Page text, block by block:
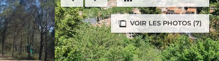
VOIR LES PHOTOS (7)